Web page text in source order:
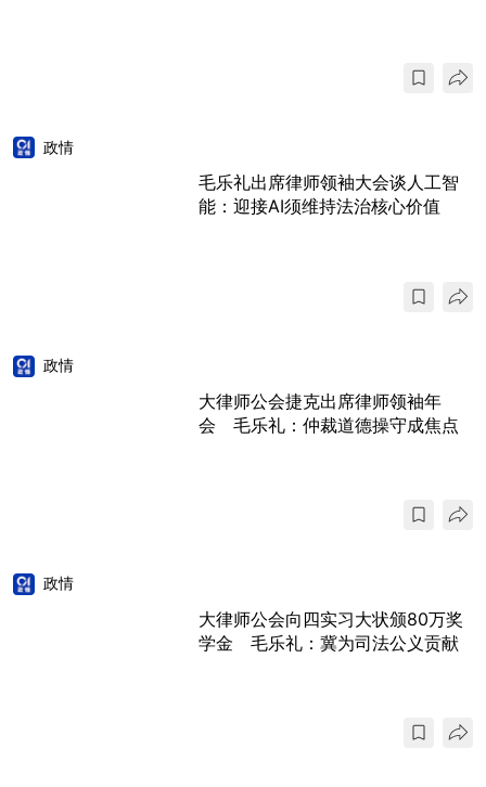
政情
毛乐礼出席律师领袖大会谈人工智
能：迎接AI须维持法治核心价值
政情
大律师公会捷克出席律师领袖年
会 毛乐礼：仲裁道德操守成焦点
政情
大律师公会向四实习大状颁80万奖
学金 毛乐礼：冀为司法公义贡献